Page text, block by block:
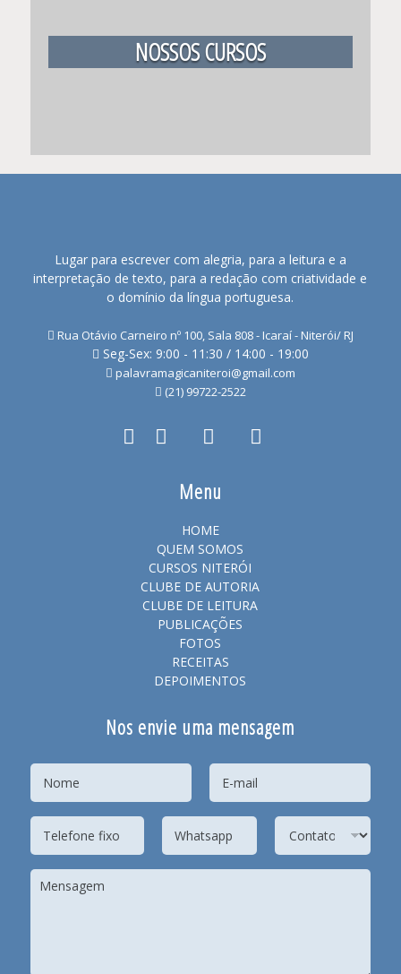
NOSSOS CURSOS
Lugar para escrever com alegria, para a leitura e a
interpretação de texto, para a redação com criatividade e
o domínio da língua portuguesa.
Rua Otávio Carneiro nº 100, Sala 808 - Icaraí - Niterói/ RJ
Seg-Sex: 9:00 - 11:30 / 14:00 - 19:00
palavramagicaniteroi@gmail.com
(21) 99722-2522
Menu
HOME
QUEM SOMOS
CURSOS NITERÓI
CLUBE DE AUTORIA
CLUBE DE LEITURA
PUBLICAÇÕES
FOTOS
RECEITAS
DEPOIMENTOS
Nos envie uma mensagem